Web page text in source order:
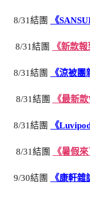
8/31結團
《
8/31結團
《新款
8/31結團
《涼被
8/31結團
《最新
8/31結團
《
8/31結團
《暑假
9/30結團
《康軒